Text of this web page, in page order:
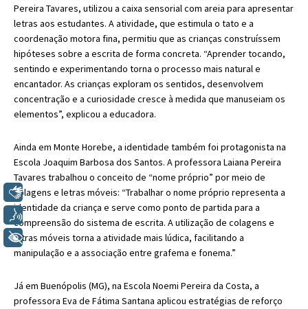
Pereira Tavares, utilizou a caixa sensorial com areia para apresentar
letras aos estudantes. A atividade, que estimula o tato e a
coordenação motora fina, permitiu que as crianças construíssem
hipóteses sobre a escrita de forma concreta. “Aprender tocando,
sentindo e experimentando torna o processo mais natural e
encantador. As crianças exploram os sentidos, desenvolvem
concentração e a curiosidade cresce à medida que manuseiam os
elementos”, explicou a educadora.
Ainda em Monte Horebe, a identidade também foi protagonista na
Escola Joaquim Barbosa dos Santos. A professora Laiana Pereira
Tavares trabalhou o conceito de “nome próprio” por meio de
colagens e letras móveis: “Trabalhar o nome próprio representa a
identidade da criança e serve como ponto de partida para a
compreensão do sistema de escrita. A utilização de colagens e
letras móveis torna a atividade mais lúdica, facilitando a
manipulação e a associação entre grafema e fonema.”
Já em Buenópolis (MG), na Escola Noemi Pereira da Costa, a
professora Eva de Fátima Santana aplicou estratégias de reforço
Libras
Voz
+ Acessibilidade